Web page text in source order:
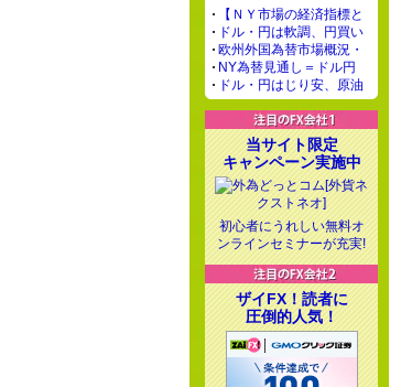
【ＮＹ市場の経済指標と
ドル・円は軟調、円買い
欧州外国為替市場概況・
NY為替見通し＝ドル円
ドル・円はじり安、原油
当サイト限定
キャンペーン実施中
初心者にうれしい無料オ
ンラインセミナーが充実!
ザイFX！読者に
圧倒的人気！